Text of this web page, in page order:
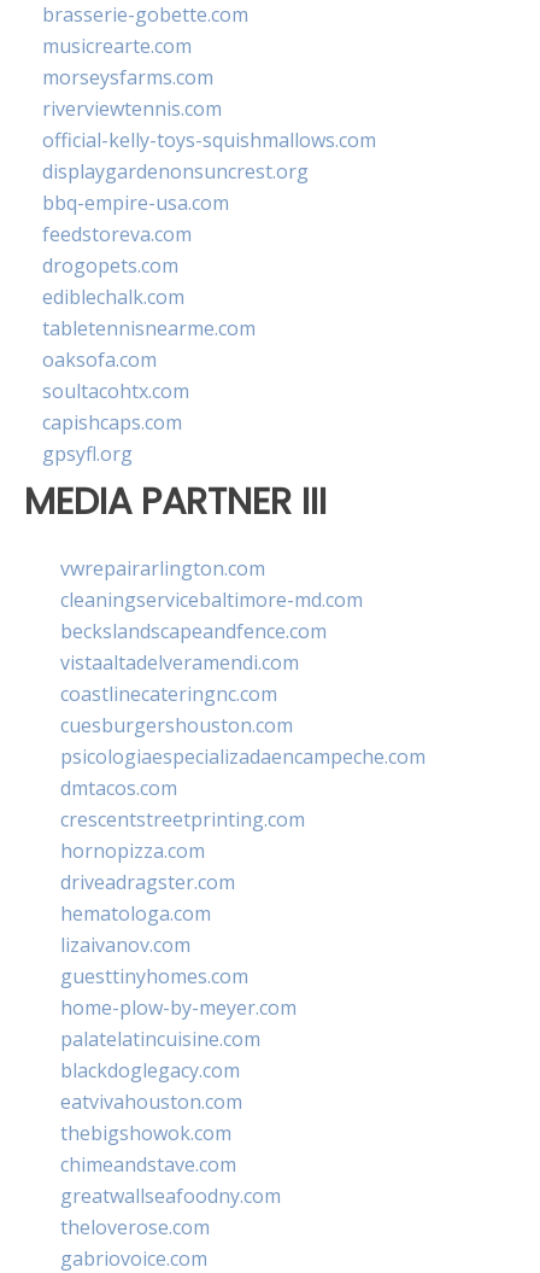
brasserie-gobette.com
musicrearte.com
morseysfarms.com
riverviewtennis.com
official-kelly-toys-squishmallows.com
displaygardenonsuncrest.org
bbq-empire-usa.com
feedstoreva.com
drogopets.com
ediblechalk.com
tabletennisnearme.com
oaksofa.com
soultacohtx.com
capishcaps.com
gpsyfl.org
MEDIA PARTNER III
vwrepairarlington.com
cleaningservicebaltimore-md.com
beckslandscapeandfence.com
vistaaltadelveramendi.com
coastlinecateringnc.com
cuesburgershouston.com
psicologiaespecializadaencampeche.com
dmtacos.com
crescentstreetprinting.com
hornopizza.com
driveadragster.com
hematologa.com
lizaivanov.com
guesttinyhomes.com
home-plow-by-meyer.com
palatelatincuisine.com
blackdoglegacy.com
eatvivahouston.com
thebigshowok.com
chimeandstave.com
greatwallseafoodny.com
theloverose.com
gabriovoice.com